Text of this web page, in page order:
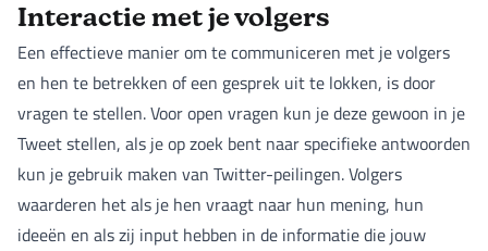
Interactie met je volgers
Een effectieve manier om te communiceren met je volgers
en hen te betrekken of een gesprek uit te lokken, is door
vragen te stellen. Voor open vragen kun je deze gewoon in je
Tweet stellen, als je op zoek bent naar specifieke antwoorden
kun je gebruik maken van Twitter-peilingen. Volgers
waarderen het als je hen vraagt naar hun mening, hun
ideeën en als zij input hebben in de informatie die jouw